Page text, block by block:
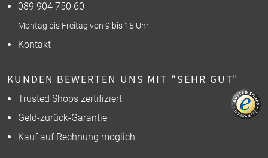
089 904 750 60
Montag bis Freitag von 9 bis 15 Uhr
Kontakt
KUNDEN BEWERTEN UNS MIT "SEHR GUT"
Trusted Shops zertifiziert
Geld-zurück-Garantie
Kauf auf Rechnung möglich